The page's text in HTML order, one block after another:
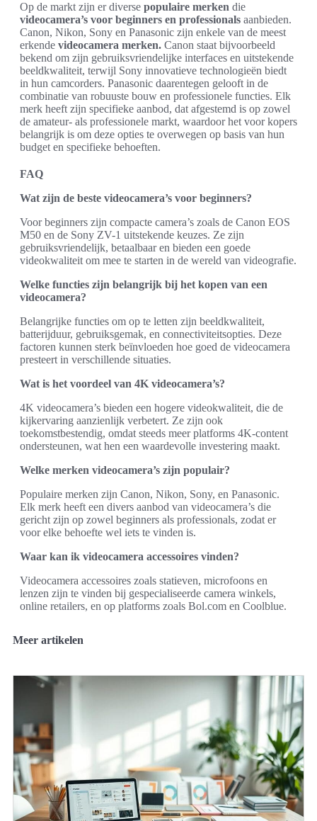
Op de markt zijn er diverse populaire merken die
videocamera’s voor beginners en professionals aanbieden.
Canon, Nikon, Sony en Panasonic zijn enkele van de meest
erkende videocamera merken. Canon staat bijvoorbeeld
bekend om zijn gebruiksvriendelijke interfaces en uitstekende
beeldkwaliteit, terwijl Sony innovatieve technologieën biedt
in hun camcorders. Panasonic daarentegen gelooft in de
combinatie van robuuste bouw en professionele functies. Elk
merk heeft zijn specifieke aanbod, dat afgestemd is op zowel
de amateur- als professionele markt, waardoor het voor kopers
belangrijk is om deze opties te overwegen op basis van hun
budget en specifieke behoeften.
FAQ
Wat zijn de beste videocamera’s voor beginners?
Voor beginners zijn compacte camera’s zoals de Canon EOS
M50 en de Sony ZV-1 uitstekende keuzes. Ze zijn
gebruiksvriendelijk, betaalbaar en bieden een goede
videokwaliteit om mee te starten in de wereld van videografie.
Welke functies zijn belangrijk bij het kopen van een
videocamera?
Belangrijke functies om op te letten zijn beeldkwaliteit,
batterijduur, gebruiksgemak, en connectiviteitsopties. Deze
factoren kunnen sterk beïnvloeden hoe goed de videocamera
presteert in verschillende situaties.
Wat is het voordeel van 4K videocamera’s?
4K videocamera’s bieden een hogere videokwaliteit, die de
kijkervaring aanzienlijk verbetert. Ze zijn ook
toekomstbestendig, omdat steeds meer platforms 4K-content
ondersteunen, wat hen een waardevolle investering maakt.
Welke merken videocamera’s zijn populair?
Populaire merken zijn Canon, Nikon, Sony, en Panasonic.
Elk merk heeft een divers aanbod van videocamera’s die
gericht zijn op zowel beginners als professionals, zodat er
voor elke behoefte wel iets te vinden is.
Waar kan ik videocamera accessoires vinden?
Videocamera accessoires zoals statieven, microfoons en
lenzen zijn te vinden bij gespecialiseerde camera winkels,
online retailers, en op platforms zoals Bol.com en Coolblue.
Meer artikelen